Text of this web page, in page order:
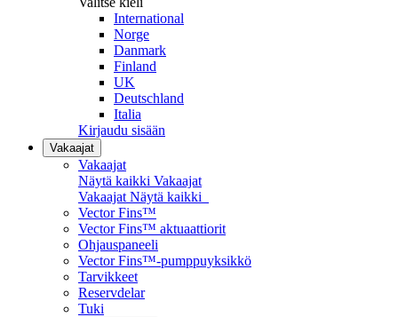
International
Norge
Danmark
Finland
UK
Deutschland
Italia
Kirjaudu sisään
Vakaajat
Vakaajat
Näytä kaikki Vakaajat
Vakaajat Näytä kaikki
Vector Fins™
Vector Fins™ aktuaattiorit
Ohjauspaneeli
Vector Fins™-pumppuyksikkö
Tarvikkeet
Reservdelar
Tuki